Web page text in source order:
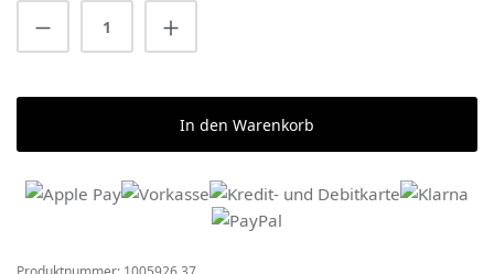
Produkt Anzahl: Gib den gewünschten
In den Warenkorb